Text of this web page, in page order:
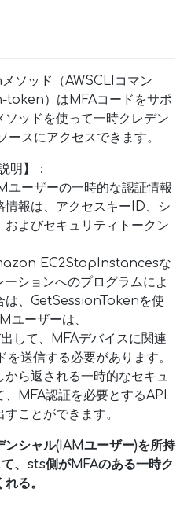
ソッド（AWSCLIコマン
token）はMFAコードをサポ
ッドを使って一時クレデン
ースにアクセスできます。
明】：
ユーザーの一時的な認証情報
情報は、アクセスキーID、シ
よびセキュリティトークン
EC2StopInstancesな
ションへのプログラムによ
は、GetSessionTokenを使
ユーザーは、
して、MFAデバイスに関連
送信する必要があります。
ら返される一時的なセキュ
、MFA認証を必要とするAPI
ことができます。
ンシャル(IAMユーザー)を所持
、sts側がMFAのある一時ク
る。